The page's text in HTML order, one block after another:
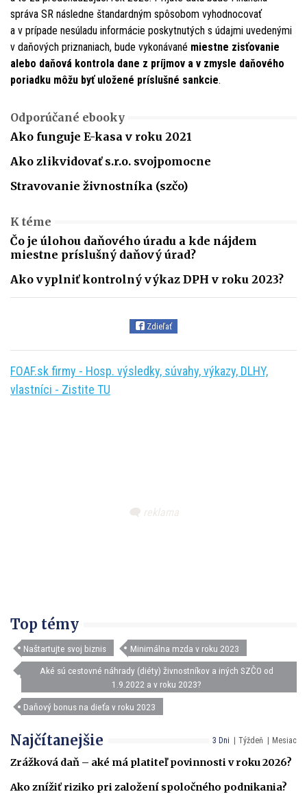
správa SR následne štandardným spôsobom vyhodnocovať
a v prípade nesúladu informácie poskytnutých s údajmi uvedenými
v daňových priznaniach, bude vykonávané miestne zisťovanie
alebo daňová kontrola dane z príjmov a v zmysle daňového
poriadku môžu byť uložené príslušné sankcie.
Odporúčané ebooky
Ako funguje E-kasa v roku 2021
Ako zlikvidovať s.r.o. svojpomocne
Stravovanie živnostníka (szčo)
K téme
Čo je úlohou daňového úradu a kde nájdem
miestne príslušný daňový úrad?
Ako vyplniť kontrolný výkaz DPH v roku 2023?
Zdieľať
FOAF.sk firmy - Hosp. výsledky, súvahy, výkazy, DLHY,
vlastníci - Zistite TU
Top témy
Naštartujte svoj biznis Minimálna mzda v roku 2023
Aké sú cestovné náhrady (diéty) živnostníkov a iných SZČO od
1.9.2022 a v roku 2023?
Daňový bonus na dieťa v roku 2023
3 Dni Týždeň Mesiac
Najčítanejšie
Zrážková daň – aké má platiteľ povinnosti v roku 2026?
Ako znížiť riziko pri založení spoločného podnikania?